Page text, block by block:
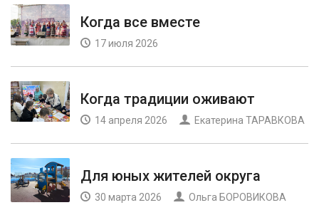
Когда все вместе
17 июля 2026
Когда традиции оживают
14 апреля 2026 Екатерина ТАРАВКОВА
Для юных жителей округа
30 марта 2026 Ольга БОРОВИКОВА